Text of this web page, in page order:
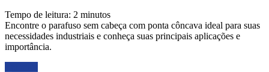
Tempo de leitura: 2 minutos
Encontre o parafuso sem cabeça com ponta côncava ideal para suas
necessidades industriais e conheça suas principais aplicações e
importância.